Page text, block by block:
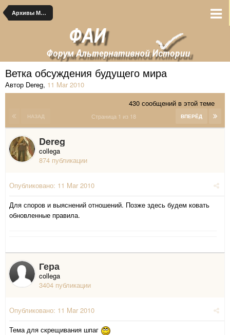
Архивы Мак.Америки
Ветка обсуждения будущего мира
Автор Dereg, 11 Mar 2010
430 сообщений в этой теме
НАЗАД ВПЕРЁД
Страница 1 из 18
Dereg
collega
874 публикации
Опубликовано: 11 Mar 2010
Для споров и выяснений отношений. Позже здесь будем ковать
обновленные правила.
Гера
collega
3404 публикации
Опубликовано: 11 Mar 2010
Тема для скрещивания шпаг